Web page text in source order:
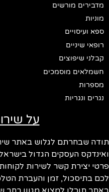
מדבירים מורשים
מוניות
ספא ועיסויים
רופאי שיניים
קבלני שיפוצים
חשמלאים מוסמכים
מספרות
נגרים ונגריות
על
תודה שבחרתם לגלוש באתר
ואינדקס העסקים הגדול
פרטי יצירת קשר לשירות
לכם בתיסכול, זמן והעברת